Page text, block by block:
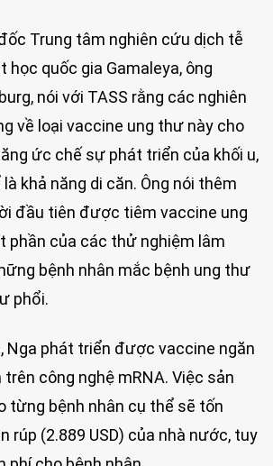
Trung tâm nghiên cứu dịch tễ
học quốc gia Gamaleya, ông
nói với TASS rằng các nghiên
về loại vaccine ung thư này cho
ức chế sự phát triển của khối u,
khả năng di căn. Ông nói thêm
đầu tiên được tiêm vaccine ung
phần của các thử nghiệm lâm
bệnh nhân mắc bệnh ung thư
phổi.
Nga phát triển được vaccine ngăn
công nghệ mRNA. Việc sản
từng bệnh nhân cụ thể sẽ tốn
rúp (2.889 USD) của nhà nước, tuy